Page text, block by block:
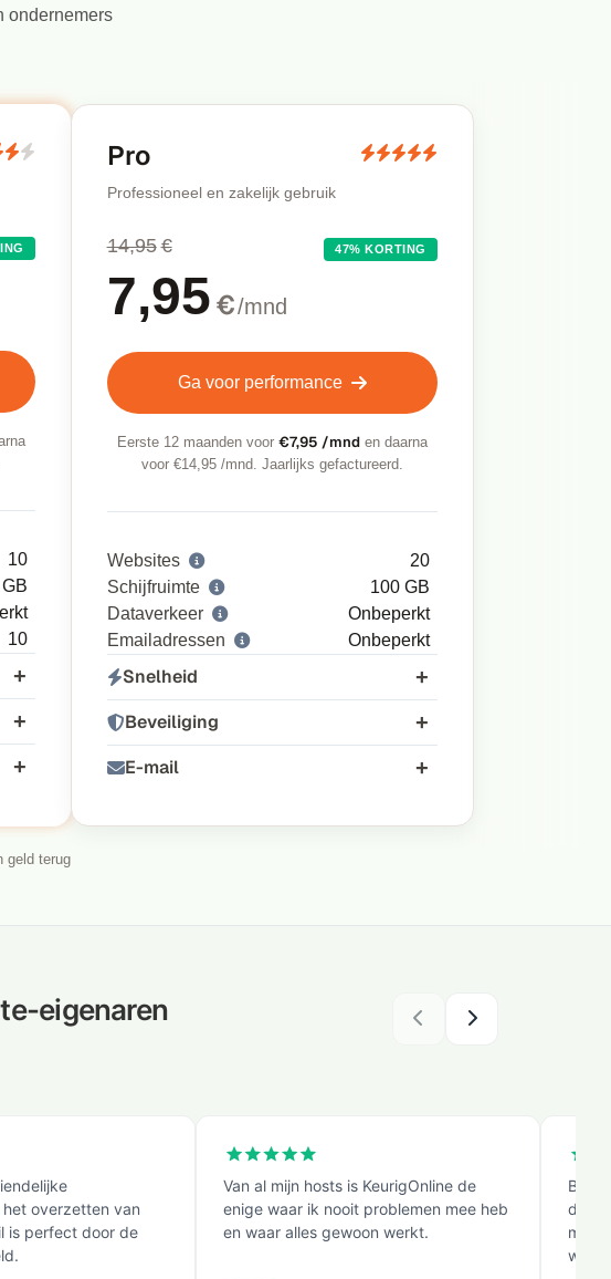
ondernemers
10
10
Pro
Professioneel en zakelijk gebruik
47% KORTING
14,95 €
7,95€/mnd
Ga voor performance
Eerste 12 maanden voor €7,95 /mnden daarna
voor €14,95 /mnd. Jaarlijks gefactureerd.
Websites
20
Schijfruimte
100 GB
Dataverkeer
Onbeperkt
Emailadressen
Onbeperkt
Snelheid
Beveiliging
E-mail
geld terug
eigenaren
overzetten van
is perfect door de
Van al mijn hosts is KeurigOnline de
enige waar ik nooit problemen mee heb
en waar alles gewoon werkt.
Bij